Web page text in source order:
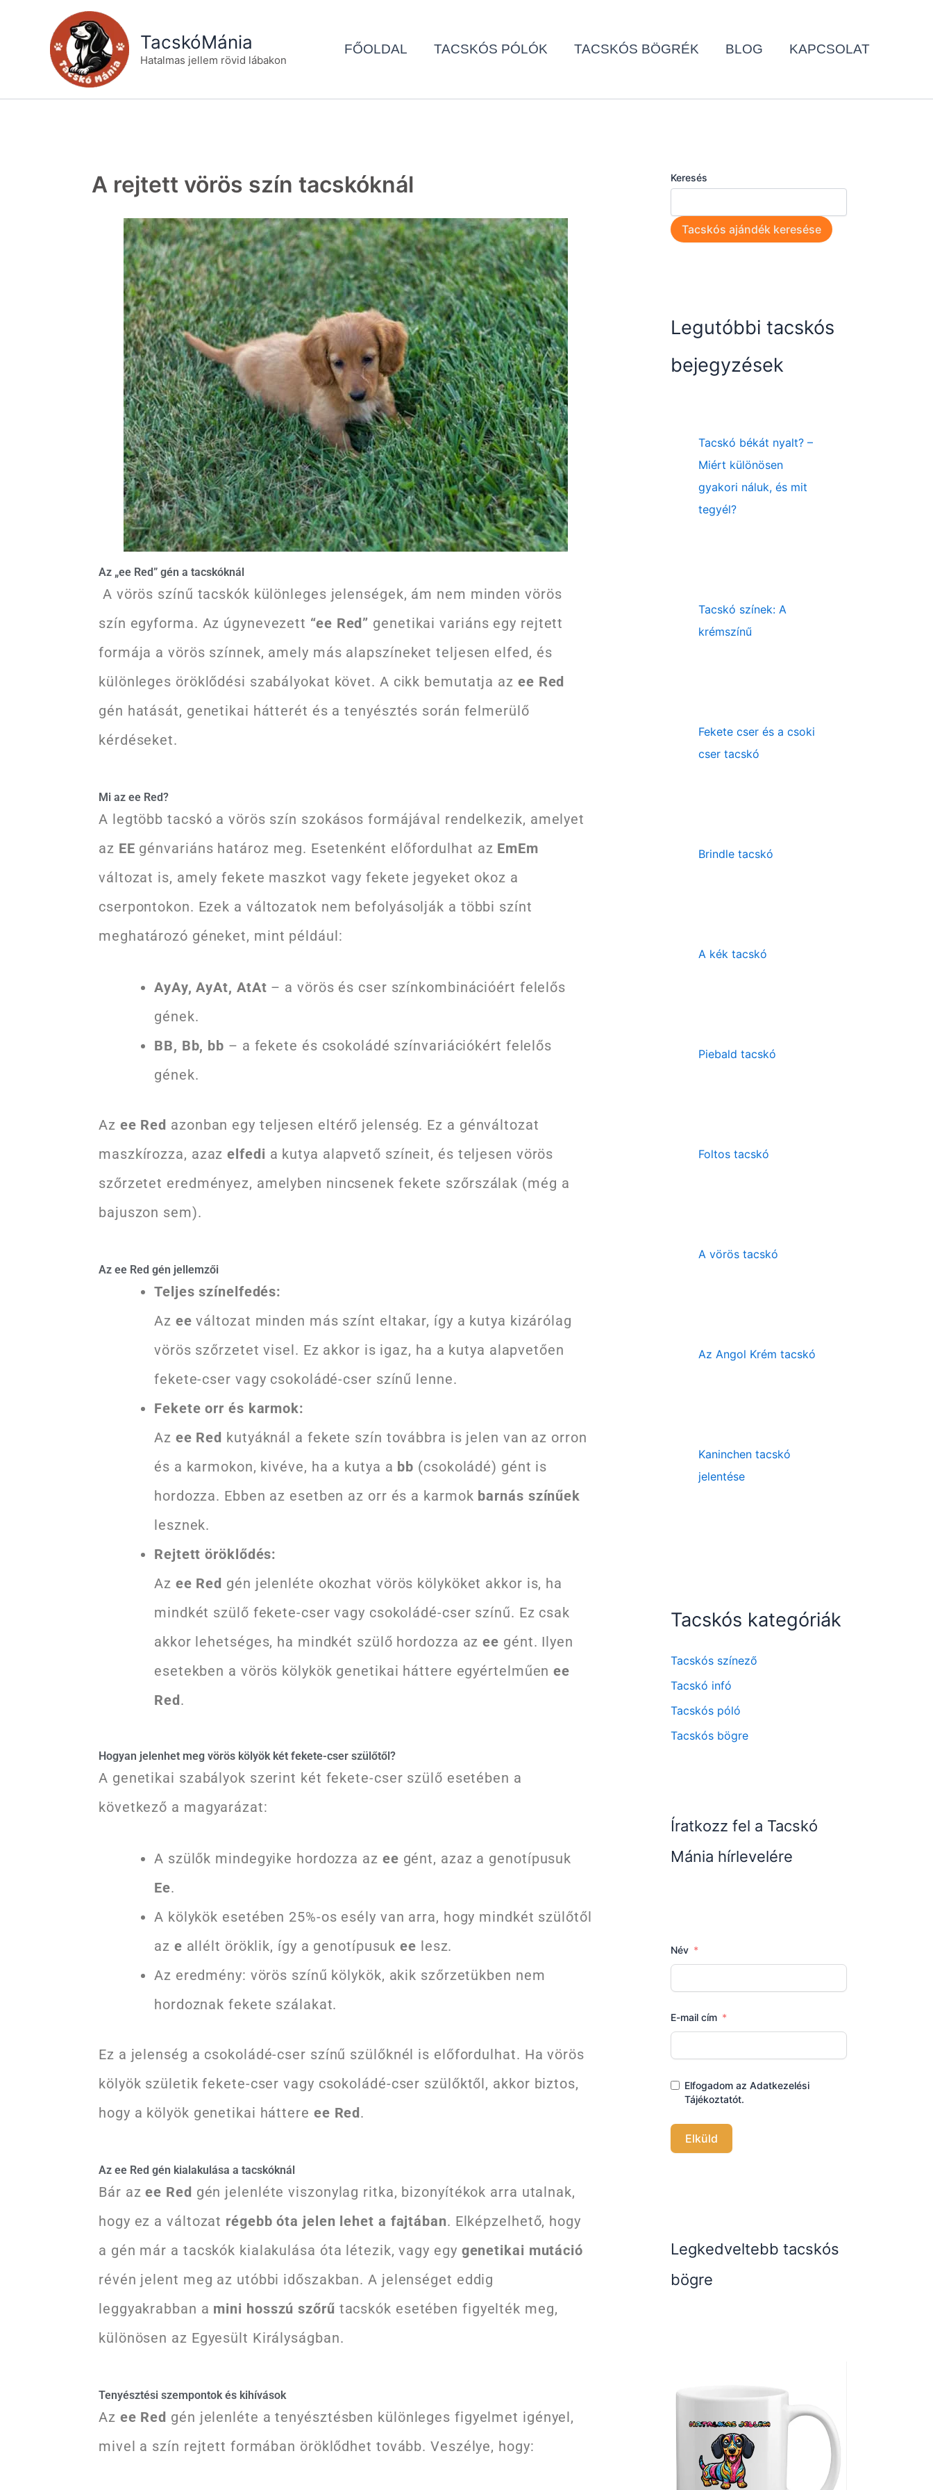
TacskóMánia
Hatalmas jellem rövid lábakon
FŐOLDAL TACSKÓS PÓLÓK TACSKÓS BÖGRÉK BLOG KAPCSOLAT
A rejtett vörös szín tacskóknál
Az „ee Red” gén a tacskóknál
A vörös színű tacskók különleges jelenségek, ám nem minden vörös
szín egyforma. Az úgynevezett “ee Red” genetikai variáns egy rejtett
formája a vörös színnek, amely más alapszíneket teljesen elfed, és
különleges öröklődési szabályokat követ. A cikk bemutatja az ee Red
gén hatását, genetikai hátterét és a tenyésztés során felmerülő
kérdéseket.
Mi az ee Red?
A legtöbb tacskó a vörös szín szokásos formájával rendelkezik, amelyet
az EE génvariáns határoz meg. Esetenként előfordulhat az EmEm
változat is, amely fekete maszkot vagy fekete jegyeket okoz a
cserpontokon. Ezek a változatok nem befolyásolják a többi színt
meghatározó géneket, mint például:
AyAy, AyAt, AtAt – a vörös és cser színkombinációért felelős
gének.
BB, Bb, bb – a fekete és csokoládé színvariációkért felelős
gének.
Az ee Red azonban egy teljesen eltérő jelenség. Ez a génváltozat
maszkírozza, azazelfedi a kutya alapvető színeit, és teljesen vörös
szőrzetet eredményez, amelyben nincsenek fekete szőrszálak (még a
bajuszon sem).
Az ee Red gén jellemzői
Teljes színelfedés:
Az ee változat minden más színt eltakar, így a kutya kizárólag
vörös szőrzetet visel. Ez akkor is igaz, ha a kutya alapvetően
fekete-cser vagy csokoládé-cser színű lenne.
Fekete orr és karmok:
Az ee Red kutyáknál a fekete szín továbbra is jelen van az orron
és a karmokon, kivéve, ha a kutya a bb (csokoládé) gént is
hordozza. Ebben az esetben az orr és a karmok barnás színűek
lesznek.
Rejtett öröklődés:
Az ee Red gén jelenléte okozhat vörös kölyköket akkor is, ha
mindkét szülő fekete-cser vagy csokoládé-cser színű. Ez csak
akkor lehetséges, ha mindkét szülő hordozza azee gént. Ilyen
esetekben a vörös kölykök genetikai háttere egyértelműenee
Red.
Hogyan jelenhet meg vörös kölyök két fekete-cser szülőtől?
A genetikai szabályok szerint két fekete-cser szülő esetében a
következő a magyarázat:
A szülők mindegyike hordozza az ee gént, azaz a genotípusuk
Ee.
A kölykök esetében 25%-os esély van arra, hogy mindkét szülőtől
az e allélt öröklik, így a genotípusukee lesz.
Az eredmény: vörös színű kölykök, akik szőrzetükben nem
hordoznak fekete szálakat.
Ez a jelenség a csokoládé-cser színű szülőknél is előfordulhat. Ha vörös
kölyök születik fekete-cser vagy csokoládé-cser szülőktől, akkor biztos,
hogy a kölyök genetikai háttere ee Red.
Az ee Red gén kialakulása a tacskóknál
Bár azee Red gén jelenléte viszonylag ritka, bizonyítékok arra utalnak,
hogy ez a változat régebb óta jelen lehet a fajtában. Elképzelhető, hogy
a gén már a tacskók kialakulása óta létezik, vagy egy genetikai mutáció
révén jelent meg az utóbbi időszakban. A jelenséget eddig
leggyakrabban a mini hosszú szőrű tacskók esetében figyelték meg,
különösen az Egyesült Királyságban.
Tenyésztési szempontok és kihívások
Az ee Red gén jelenléte a tenyésztésben különleges figyelmet igényel,
mivel a szín rejtett formában öröklődhet tovább. Veszélye, hogy:
Keresés
Tacskós ajándék keresése
Legutóbbi tacskós
bejegyzések
Tacskó békát nyalt? –
Miért különösen
gyakori náluk, és mit
tegyél?
Tacskó színek: A
krémszínű
Fekete cser és a csoki
cser tacskó
Brindle tacskó
A kék tacskó
Piebald tacskó
Foltos tacskó
A vörös tacskó
Az Angol Krém tacskó
Kaninchen tacskó
jelentése
Tacskós kategóriák
Tacskós színező
Tacskó infó
Tacskós póló
Tacskós bögre
Íratkozz fel a Tacskó
Mánia hírlevelére
Név
E-mail cím
Elfogadom az Adatkezelési
Tájékoztatót.
Elküld
Legkedveltebb tacskós
bögre